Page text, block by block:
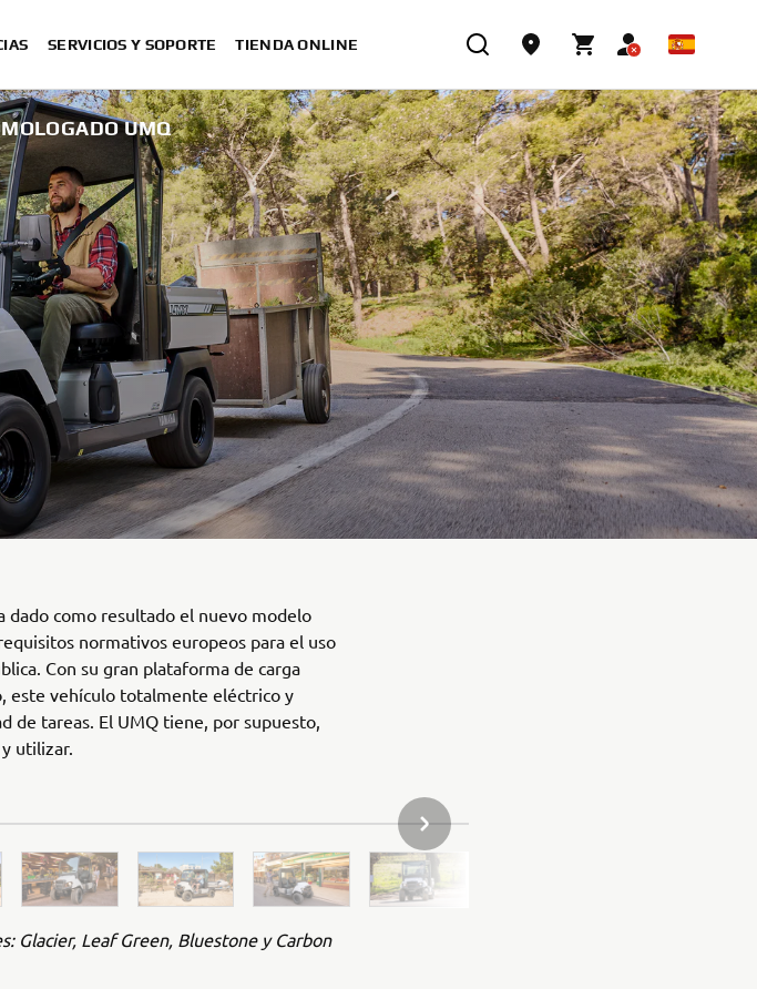
SERVICIOS Y SOPORTE TIENDA ONLINE
UMQ
dado como resultado el nuevo modelo
normativos europeos para el uso
Con su gran plataforma de carga
este vehículo totalmente eléctrico y
de tareas. El UMQ tiene, por supuesto,
utilizar.
SIGUIENTE ELEMENTO DE LA GALERÍA
Glacier, Leaf Green, Bluestone y Carbon